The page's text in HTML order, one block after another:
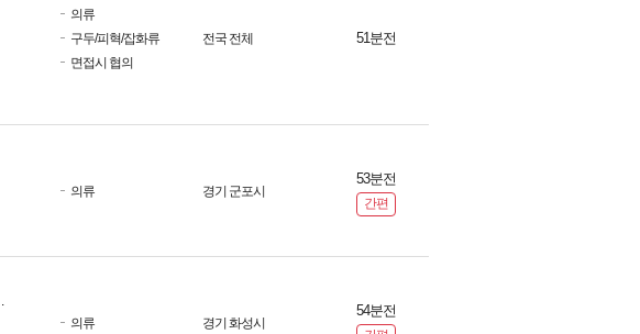
의류
구두/피혁/잡화류
면접시 협의
전국 전체 51분전
의류 경기 군포시
53분전
간편
의류 경기 화성시
54분전